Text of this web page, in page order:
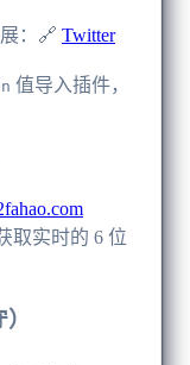
：🔗 Twitter
值导入插件，
取实时的 6 位